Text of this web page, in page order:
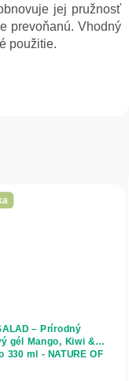
jej pružnosť
prevoňanú. Vhodný
použitie.
– Prírodný
gél Mango, Kiwi &
330 ml - NATURE OF